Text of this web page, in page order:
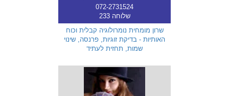
072-2731524
שלוחה 233
שרון מומחית נומרולוגיה קבלית וכוח
האותיות - בדיקת זוגיות, פרנסה, שינוי
שמות, תחזית לעתיד